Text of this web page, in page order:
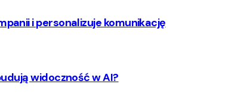
i personalizuje komunikację
widoczność w AI?